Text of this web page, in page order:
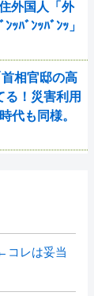
外国人「外
ｯﾊﾞﾝｯﾊﾞﾝｯ」
相官邸の高
！災害利用
代も同様。
コレは妥当